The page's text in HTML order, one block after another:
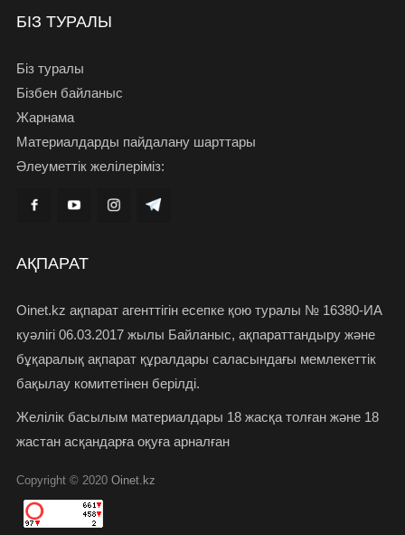
БІЗ ТУРАЛЫ
Біз туралы
Бізбен байланыс
Жарнама
Материалдарды пайдалану шарттары
Әлеуметтік желілеріміз:
АҚПАРАТ
Oinet.kz ақпарат агенттігін есепке қою туралы № 16380-ИА
куәлігі 06.03.2017 жылы Байланыс, ақпараттандыру және
бұқаралық ақпарат құралдары саласындағы мемлекеттік
бақылау комитетінен берілді.
Желілік басылым материалдары 18 жасқа толған және 18
жастан асқандарға оқуға арналған
Copyright © 2020 Oinet.kz